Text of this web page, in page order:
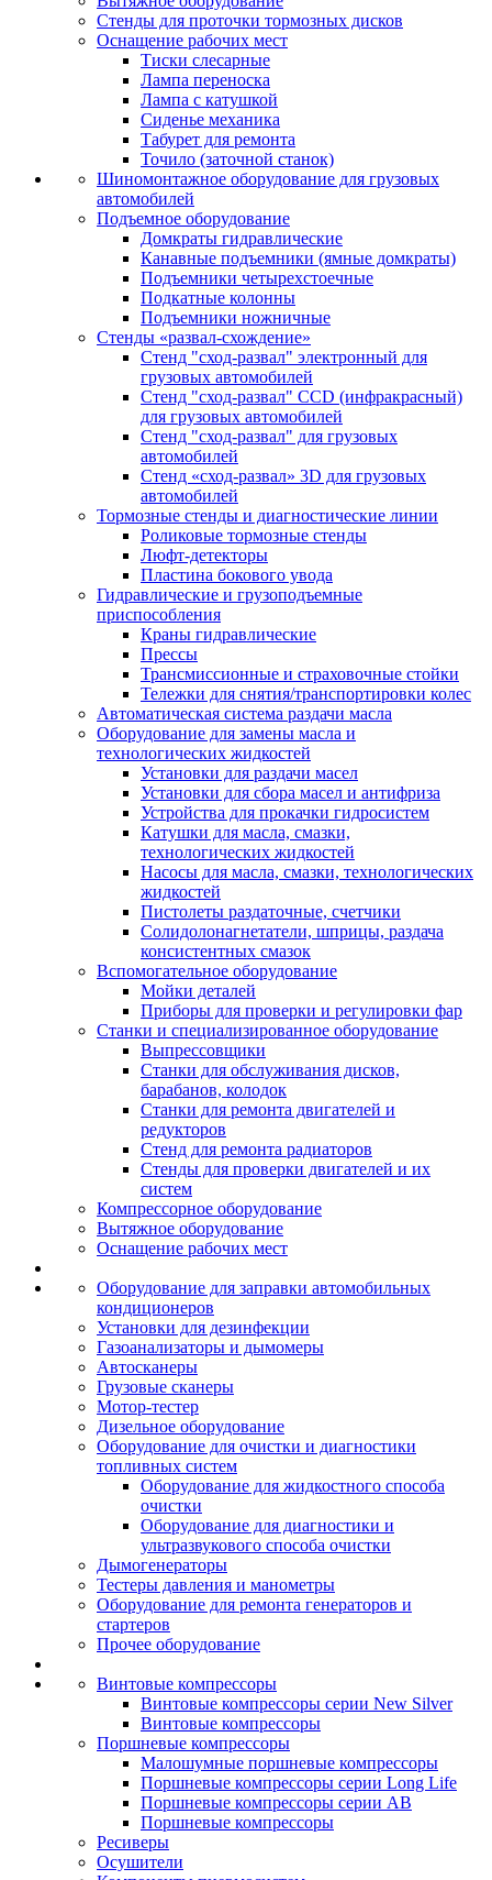
Стенды для проточки тормозных дисков
Оснащение рабочих мест
Тиски слесарные
Лампа переноска
Лампа с катушкой
Сиденье механика
Табурет для ремонта
Точило (заточной станок)
Шиномонтажное оборудование для грузовых
автомобилей
Подъемное оборудование
Домкраты гидравлические
Канавные подъемники (ямные домкраты)
Подъемники четырехстоечные
Подкатные колонны
Подъемники ножничные
Стенды «развал-схождение»
Стенд "сход-развал" электронный для
грузовых автомобилей
Стенд "сход-развал" CCD (инфракрасный)
для грузовых автомобилей
Стенд "сход-развал" для грузовых
автомобилей
Стенд «сход-развал» 3D для грузовых
автомобилей
Тормозные стенды и диагностические линии
Роликовые тормозные стенды
Люфт-детекторы
Пластина бокового увода
Гидравлические и грузоподъемные
приспособления
Краны гидравлические
Прессы
Трансмиссионные и страховочные стойки
Тележки для снятия/транспортировки колес
Автоматическая система раздачи масла
Оборудование для замены масла и
технологических жидкостей
Установки для раздачи масел
Установки для сбора масел и антифриза
Устройства для прокачки гидросистем
Катушки для масла, смазки,
технологических жидкостей
Насосы для масла, смазки, технологических
жидкостей
Пистолеты раздаточные, счетчики
Солидолонагнетатели, шприцы, раздача
консистентных смазок
Вспомогательное оборудование
Мойки деталей
Приборы для проверки и регулировки фар
Станки и специализированное оборудование
Выпрессовщики
Станки для обслуживания дисков,
барабанов, колодок
Станки для ремонта двигателей и
редукторов
Стенд для ремонта радиаторов
Стенды для проверки двигателей и их
систем
Компрессорное оборудование
Вытяжное оборудование
Оснащение рабочих мест
Оборудование для заправки автомобильных
кондиционеров
Установки для дезинфекции
Газоанализаторы и дымомеры
Автосканеры
Грузовые сканеры
Мотор-тестер
Дизельное оборудование
Оборудование для очистки и диагностики
топливных систем
Оборудование для жидкостного способа
очистки
Оборудование для диагностики и
ультразвукового способа очистки
Дымогенераторы
Тестеры давления и манометры
Оборудование для ремонта генераторов и
стартеров
Прочее оборудование
Винтовые компрессоры
Винтовые компрессоры серии New Silver
Винтовые компрессоры
Поршневые компрессоры
Малошумные поршневые компрессоры
Поршневые компрессоры серии Long Life
Поршневые компрессоры серии AB
Поршневые компрессоры
Ресиверы
Осушители